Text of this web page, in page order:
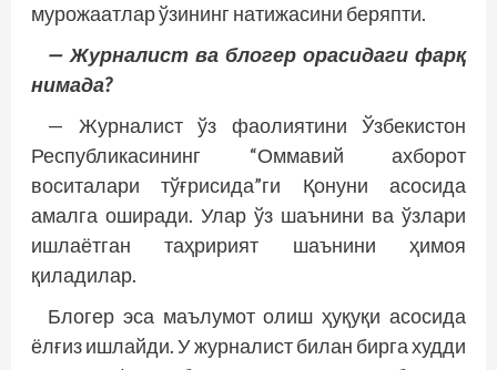
мурожаатлар ўзининг натижасини беряпти.
— Журналист ва блогер орасидаги фарқ
нимада?
— Журналист ўз фаолиятини Ўзбекистон
Республикасининг “Оммавий ахборот
воситалари тўғрисида”ги Қонуни асосида
амалга оширади. Улар ўз шаънини ва ўзлари
ишлаётган таҳририят шаънини ҳимоя
қиладилар.
Блогер эса маълумот олиш ҳуқуқи асосида
ёлғиз ишлайди. У журналист билан бирга худди